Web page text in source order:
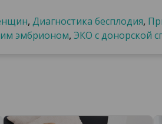
, Диагностика бесплодия,
эмбрионом, ЭКО с донорской